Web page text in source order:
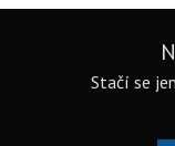
Stačí se jen